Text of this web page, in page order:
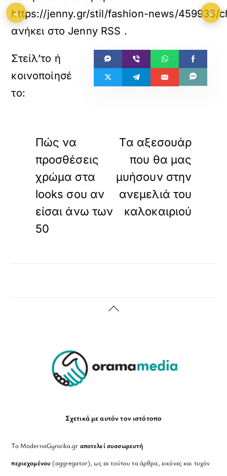
https://jenny.gr/stil/fashion-news/459936/
ανήκει στο Jenny RSS .
Πώς να
προσθέσεις
χρώμα στα
looks σου αν
είσαι άνω των
50
Tα αξεσουάρ
που θα μας
μυήσουν στην
ανεμελιά του
καλοκαιριού
Back
Σχετικά με αυτόν τον ιστότοπο
Το ModernaGynaika.gr αποτελεί συσσωρευτή
περιεχομένου (aggregator), ως εκ τούτου τα άρθρα, εικόνες και τυχόν
‹ ›